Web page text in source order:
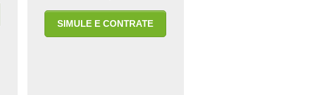
SIMULE E CONTRATE